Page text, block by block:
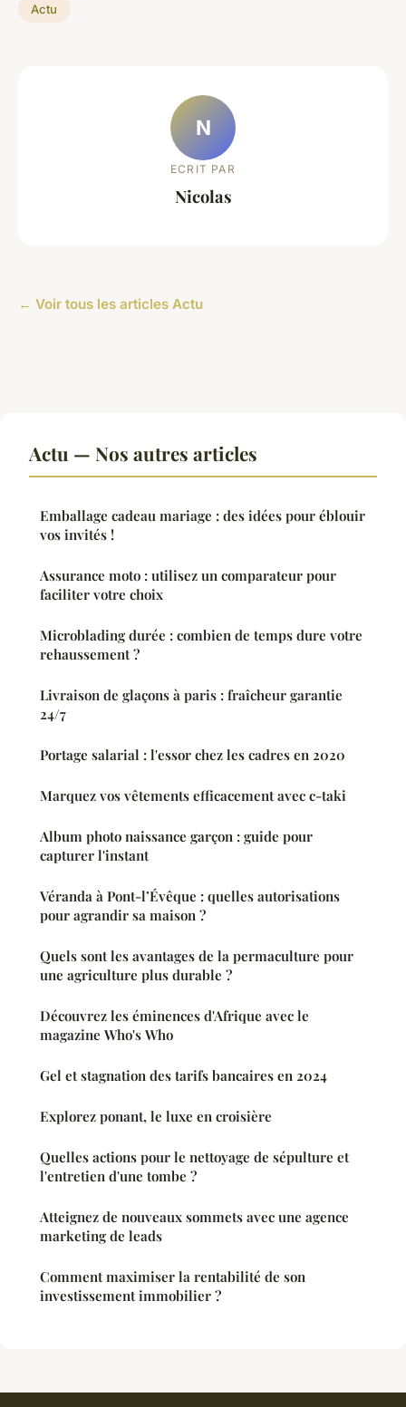
Actu
N
ECRIT PAR
Nicolas
← Voir tous les articles Actu
Actu — Nos autres articles
Emballage cadeau mariage : des idées pour éblouir
vos invités !
Assurance moto : utilisez un comparateur pour
faciliter votre choix
Microblading durée : combien de temps dure votre
rehaussement ?
Livraison de glaçons à paris : fraîcheur garantie
24/7
Portage salarial : l'essor chez les cadres en 2020
Marquez vos vêtements efficacement avec c-taki
Album photo naissance garçon : guide pour
capturer l'instant
Véranda à Pont-l’Évêque : quelles autorisations
pour agrandir sa maison ?
Quels sont les avantages de la permaculture pour
une agriculture plus durable ?
Découvrez les éminences d'Afrique avec le
magazine Who's Who
Gel et stagnation des tarifs bancaires en 2024
Explorez ponant, le luxe en croisière
Quelles actions pour le nettoyage de sépulture et
l'entretien d'une tombe ?
Atteignez de nouveaux sommets avec une agence
marketing de leads
Comment maximiser la rentabilité de son
investissement immobilier ?